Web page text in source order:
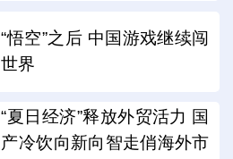
“悟空”之后 中国游戏继续闯
世界
“夏日经济”释放外贸活力 国
产冷饮向新向智走俏海外市